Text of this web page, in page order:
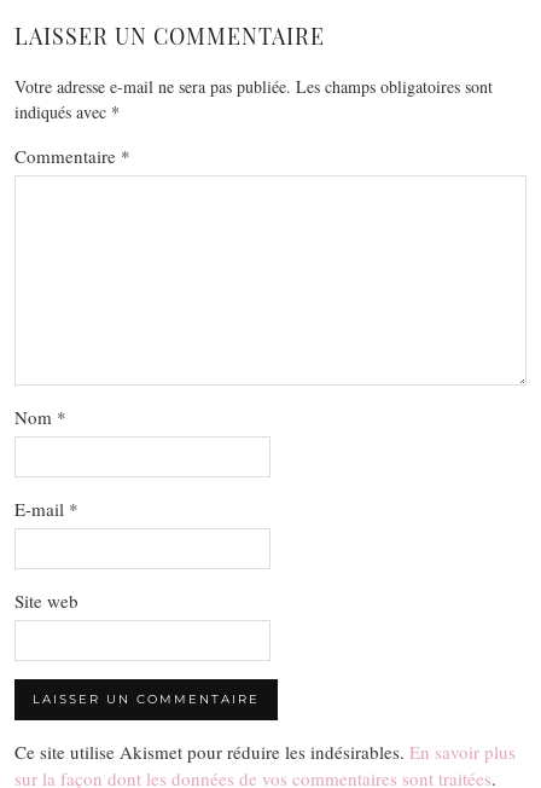
LAISSER UN COMMENTAIRE
Votre adresse e-mail ne sera pas publiée. Les champs obligatoires sont
indiqués avec *
Commentaire *
Nom *
E-mail *
Site web
Ce site utilise Akismet pour réduire les indésirables. En savoir plus
sur la façon dont les données de vos commentaires sont traitées.